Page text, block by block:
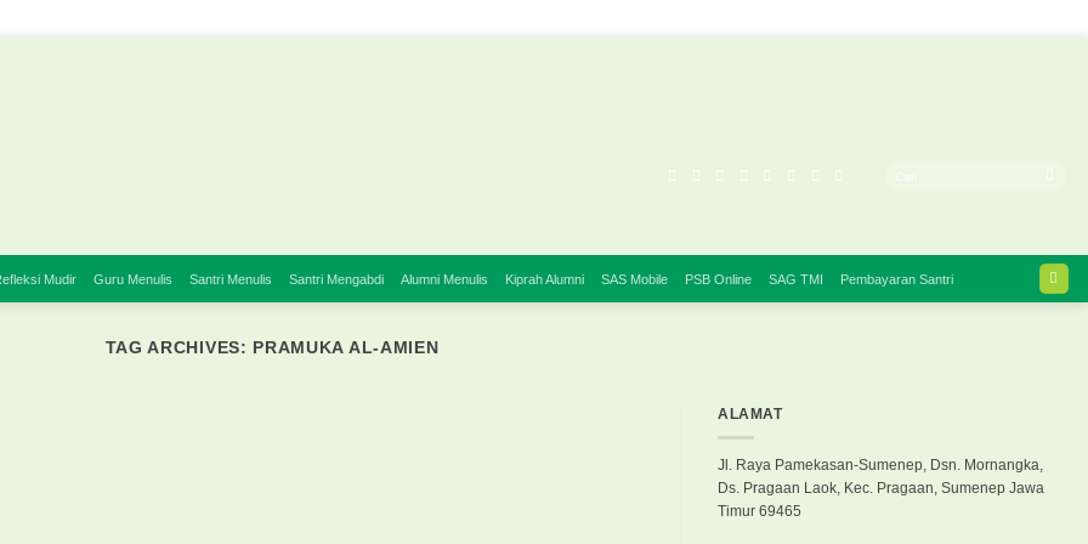
Mudir Guru Menulis Santri Menulis Santri Mengabdi Alumni Menulis Kiprah Alumni SAS Mobile PSB Online SAG TMI Pembayaran Santri
TAG ARCHIVES: PRAMUKA AL-AMIEN
ALAMAT
Jl. Raya Pamekasan-Sumenep, Dsn. Mornangka,
Ds. Pragaan Laok, Kec. Pragaan, Sumenep Jawa
Timur 69465